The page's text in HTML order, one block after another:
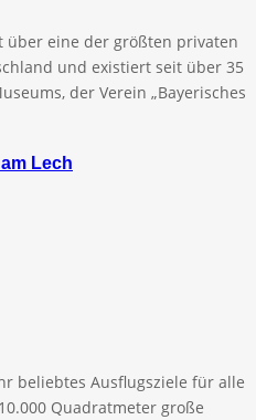
über eine der größten privaten
und existiert seit über 35
der Verein „Bayerisches
Lech
beliebtes Ausflugsziele für alle
Quadratmeter große